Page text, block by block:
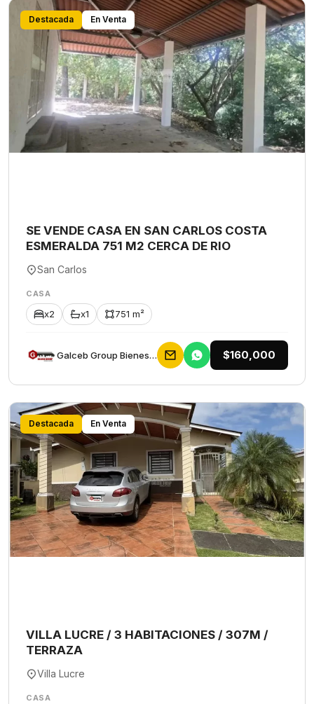
Destacada En Venta
SE VENDE CASA EN SAN CARLOS COSTA
ESMERALDA 751 M2 CERCA DE RIO
San Carlos
CASA
x2 x1 751 m²
Galceb Group Bienes Raices $160,000
Destacada En Venta
VILLA LUCRE / 3 HABITACIONES / 307M /
TERRAZA
Villa Lucre
CASA